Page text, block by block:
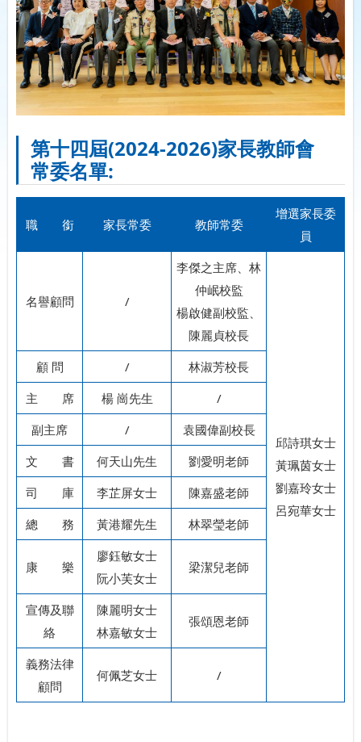
第十四屆(2024-2026)家長教師會
常委名單:
職 銜 家長常委 教師常委
增選家長委
員
名譽顧問 /
李傑之主席、林
仲岷校監
楊啟健副校監、
陳麗貞校長
邱詩琪女士
黃珮茵女士
劉嘉玲女士
呂宛華女士
顧 問 /
林淑芳校長
主 席
楊 崗先生
/
副主席
/
袁國偉副校長
文 書
何天山先生
劉愛明老師
司 庫
李芷屏女士
陳嘉盛老師
總 務
黃港耀先生 林翠瑩老師
康 樂
廖鈺敏女士
阮小芙女士
梁潔兒老師
宣傳及聯
絡
陳麗明女士
林嘉敏女士
張頌恩老師
義務法律
顧問
何佩芝女士 /